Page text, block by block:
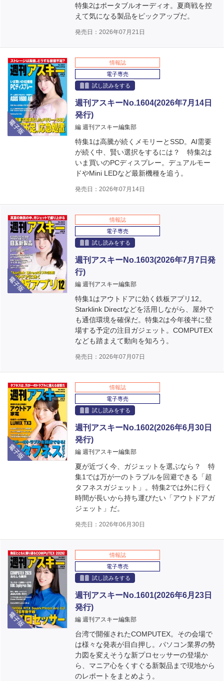
特集2はポータブルオーディオ。夏商戦を控
えて気になる製品をピックアップだ。
発売日：2026年07月21日
電子版
情報誌
電子専売
試し読みをする
週刊アスキーNo.1604(2026年7月14日
発行)
編 週刊アスキー編集部
特集1は高騰が続くメモリーとSSD。AI需要
が続く中、賢い選択をするには？ 特集2は
いま買いのPCディスプレー。デュアルモー
ドやMini LEDなど最新機種を追う。
発売日：2026年07月14日
電子版
情報誌
電子専売
試し読みをする
週刊アスキーNo.1603(2026年7月7日発
行)
編 週刊アスキー編集部
特集1はアウトドアに効く鉄板アプリ12。
Starklink Directなどを活用しながら、屋外で
も通信環境を確保だ。特集2は今年後半に登
場する予定の注目ガジェット。COMPUTEX
なども踏まえて動向を知ろう。
発売日：2026年07月07日
電子版
情報誌
電子専売
試し読みをする
週刊アスキーNo.1602(2026年6月30日
発行)
編 週刊アスキー編集部
夏が近づく今、ガジェットを選ぶなら？ 特
集1では万が一のトラブルを回避できる「超
タフネスガジェット」。特集2では外に行く
時間が長いから持ち運びたい「アウトドアガ
ジェット」だ。
発売日：2026年06月30日
電子版
情報誌
電子専売
試し読みをする
週刊アスキーNo.1601(2026年6月23日
発行)
編 週刊アスキー編集部
台湾で開催されたCOMPUTEX。その会場で
は様々な発表が目白押し。パソコン業界の勢
力図を変えそうな新プロセッサーの登場か
ら、マニア心をくすぐる新製品まで現地から
のレポートをまとめよう。